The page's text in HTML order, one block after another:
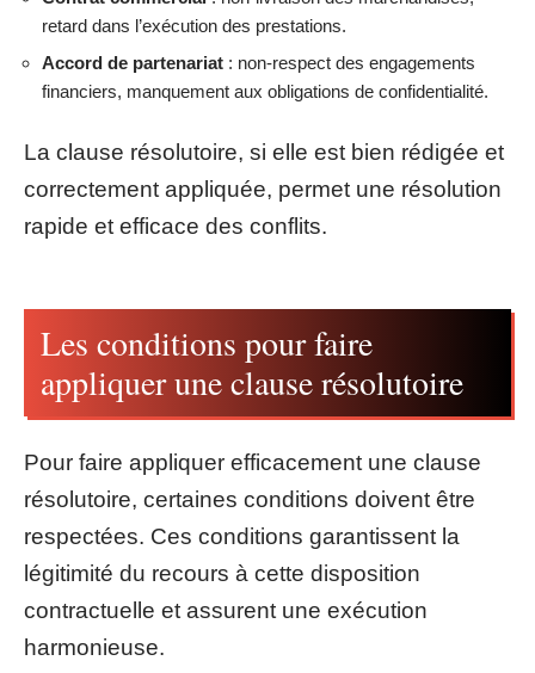
retard dans l’exécution des prestations.
Accord de partenariat : non-respect des engagements
financiers, manquement aux obligations de confidentialité.
La clause résolutoire, si elle est bien rédigée et
correctement appliquée, permet une résolution
rapide et efficace des conflits.
Les conditions pour faire
appliquer une clause résolutoire
Pour faire appliquer efficacement une clause
résolutoire, certaines conditions doivent être
respectées. Ces conditions garantissent la
légitimité du recours à cette disposition
contractuelle et assurent une exécution
harmonieuse.